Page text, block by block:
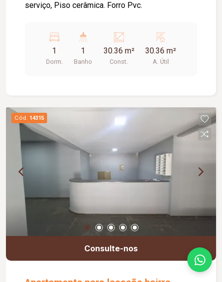
serviço, Piso cerâmica. Forro Pvc.
1
Dorm.
1
Banho
30.36 m²
Const.
30.36 m²
A. Útil
Cód. 14315
Consulte-nos